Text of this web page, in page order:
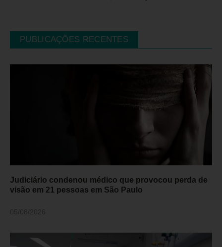
PUBLICAÇÕES RECENTES
Judiciário condenou médico que provocou perda de
visão em 21 pessoas em São Paulo